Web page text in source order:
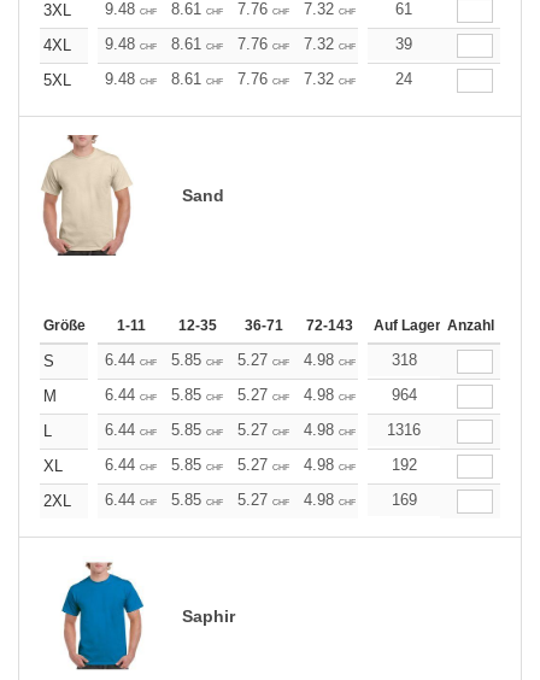
3XL
9.48 CHF 8.61 CHF 7.76 CHF 7.32 CHF 6.8961
4XL
9.48 CHF 8.61 CHF 7.76 CHF 7.32 CHF 6.89CHF
39
5XL
9.48 CHF 8.61 CHF 7.76 CHF 7.32 CHF 6.89CHF
24
Sand
Größe 1-11 12-35 36-71 72-143 144-287 288 +
Auf Lager Anzahl
S 6.44 CHF 5.85 CHF 5.27 CHF 4.98 CHF 4.68 CHF
318
M
6.44 CHF 5.85 CHF 5.27 CHF 4.98 CHF 4.68CHF
964
L
6.44 CHF 5.85 CHF 5.27 CHF 4.98 CHF 4.68 CHF
1316
XL
6.44 CHF 5.85 CHF 5.27 CHF 4.98 CHF 4.68CHF
192
2XL
6.44 CHF 5.85 CHF 5.27 CHF 4.98 CHF 4.68CHF
169
Saphir